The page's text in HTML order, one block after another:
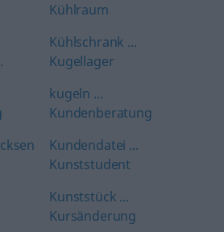
Kühlraum
Kühlschrank ...
Kugellager
kugeln ...
Kundenberatung
Kundendatei ...
Kunststudent
Kunststück ...
Kursänderung